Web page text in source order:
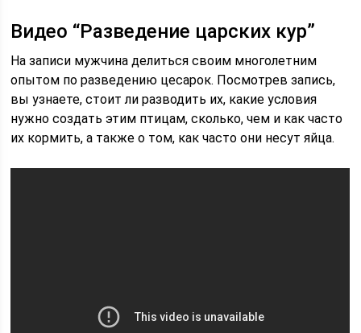
Видео “Разведение царских кур”
На записи мужчина делиться своим многолетним
опытом по разведению цесарок. Посмотрев запись,
вы узнаете, стоит ли разводить их, какие условия
нужно создать этим птицам, сколько, чем и как часто
их кормить, а также о том, как часто они несут яйца.